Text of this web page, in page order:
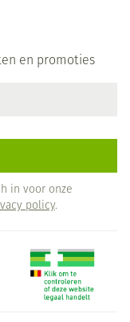
en promoties
in voor onze
policy.